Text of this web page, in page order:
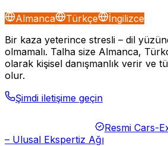
Almanca Türkçe
İngilizce
Bir kaza yeterince stresli – dil
olmamalı. Talha size Almanca,
olarak kişisel danışmanlık verir ve
olur.
Şimdi iletişime geçin
Resmi Cars-
– Ulusal Ekspertiz Ağı